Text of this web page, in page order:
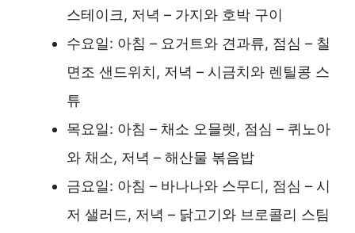
스테이크, 저녁 – 가지와 호박 구이
수요일: 아침 – 요거트와 견과류, 점심 – 칠
면조 샌드위치, 저녁 – 시금치와 렌틸콩 스
튜
목요일: 아침 – 채소 오믈렛, 점심 – 퀴노아
와 채소, 저녁 – 해산물 볶음밥
금요일: 아침 – 바나나와 스무디, 점심 – 시
저 샐러드, 저녁 – 닭고기와 브로콜리 스팀